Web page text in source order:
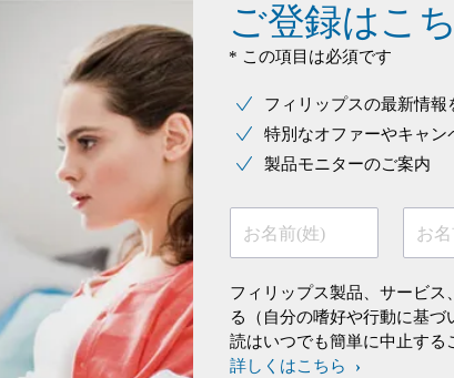
ご登録はこ
* この項目は必須です
フィリップスの最新情報
特別なオファーやキャン
製品モニターのご案内
お名前(姓) お
フィリップス製品、サービ
る（自分の嗜好や行動に基
読はいつでも簡単に中止する
詳しくはこちら